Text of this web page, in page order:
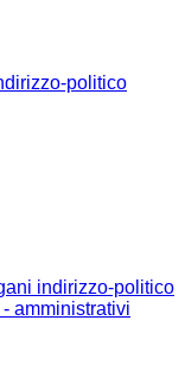
politico
indirizzo-politico
amministrativi